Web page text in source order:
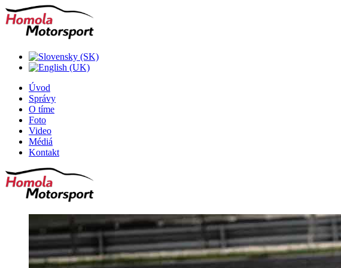
Úvod
Správy
O tíme
Foto
Video
Médiá
Kontakt